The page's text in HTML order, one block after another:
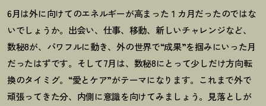
6月は外に向けてのエネルギーが高まった１カ月だったのではな
いでしょうか。出会い、仕事、移動、新しいチャレンジなど、
数秘8が、パワフルに動き、外の世界で“成果”を掴みにいった月
だったはずです。そして7月は、数秘8にとって少しだけ方向転
換のタイミグ。“愛とケア”がテーマになります。これまで外で
頑張ってきた分、内側に意識を向けてみましょう。見落としが